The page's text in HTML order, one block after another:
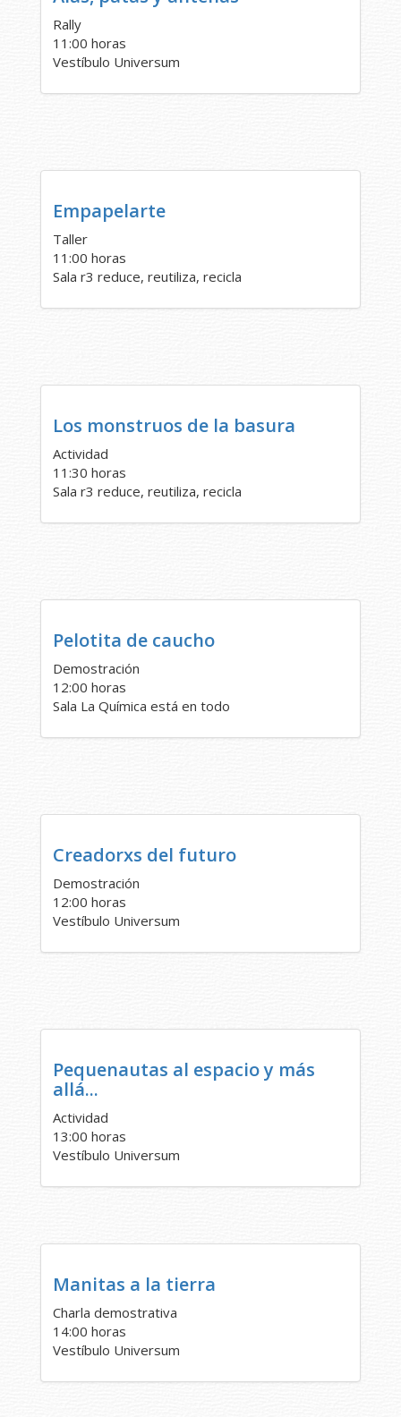
Rally
11:00 horas
Vestíbulo Universum
Empapelarte
Taller
11:00 horas
Sala r3 reduce, reutiliza, recicla
Los monstruos de la basura
Actividad
11:30 horas
Sala r3 reduce, reutiliza, recicla
Pelotita de caucho
Demostración
12:00 horas
Sala La Química está en todo
Creadorxs del futuro
Demostración
12:00 horas
Vestíbulo Universum
Pequenautas al espacio y más
allá...
Actividad
13:00 horas
Vestíbulo Universum
Manitas a la tierra
Charla demostrativa
14:00 horas
Vestíbulo Universum